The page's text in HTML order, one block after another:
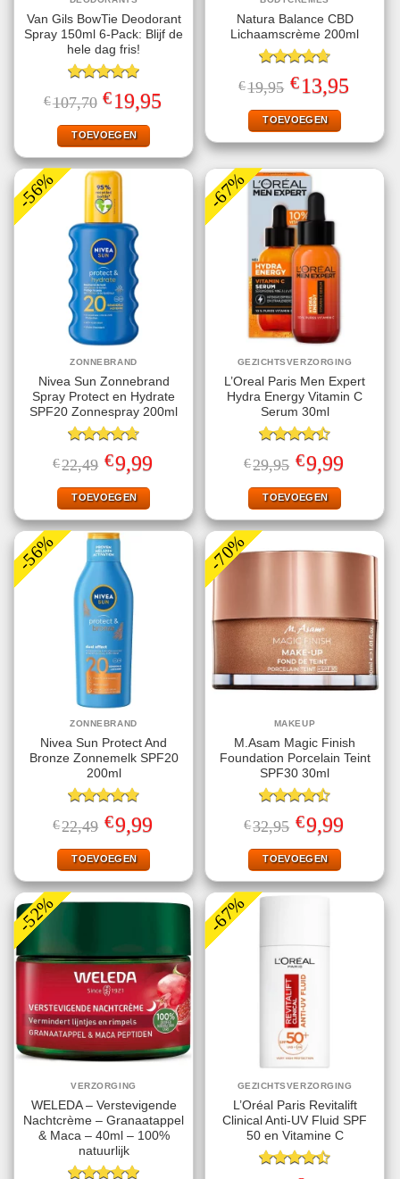
Van Gils BowTie Deodorant
Spray 150ml 6-Pack: Blijf de
hele dag fris!
Gewaardeerd
5.00uit 5
€107,70 Oorspronkelijke
prijs
was:
€107,70.
€19,95
TOEVOEGEN
Natura Balance CBD
Lichaamscrème 200ml
Gewaardeerd
4.67uit 5
€19,95 Oorspronkelijke
prijs
was:
€19,95.
€13,95prijs
TOEVOEGEN
-56%
ZONNEBRAND
Nivea Sun Zonnebrand
Spray Protect en Hydrate
SPF20 Zonnespray 200ml
Gewaardeerd
4.67uit 5
€22,49 Oorspronkelijke
prijs
was:
€22,49.
€9,99Huidige
prijs
TOEVOEGEN
-67%
GEZICHTSVERZORGING
L’Oreal Paris Men Expert
Hydra Energy Vitamin C
Serum 30ml
Gewaardeerd
4.50uit 5
€29,95 Oorspronkelijke
prijs
was:
€29,95.
€9,99Huidige
prijs
TOEVOEGEN
-56%
ZONNEBRAND
Nivea Sun Protect And
Bronze Zonnemelk SPF20
200ml
Gewaardeerd
4.78uit 5
€22,49 Oorspronkelijke
prijs
was:
€22,49.
€9,99Huidige
prijs
TOEVOEGEN
-70%
MAKEUP
M.Asam Magic Finish
Foundation Porcelain Teint
SPF30 30ml
Gewaardeerd
4.50uit 5
€32,95 Oorspronkelijke
prijs
was:
€32,95.
€9,99Huidige
prijs
TOEVOEGEN
-52%
VERZORGING
WELEDA – Verstevigende
Nachtcrème – Granaatappel
& Maca – 40ml – 100%
natuurlijk
-67%
GEZICHTSVERZORGING
L’Oréal Paris Revitalift
Clinical Anti-UV Fluid SPF
50 en Vitamine C